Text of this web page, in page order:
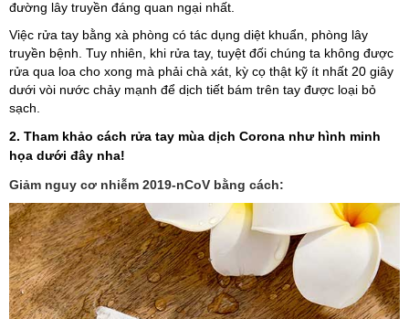
đường lây truyền đáng quan ngại nhất.
Việc rửa tay bằng xà phòng có tác dụng diệt khuẩn, phòng lây
truyền bệnh. Tuy nhiên, khi rửa tay, tuyệt đối chúng ta không được
rửa qua loa cho xong mà phải chà xát, kỳ cọ thật kỹ ít nhất 20 giây
dưới vòi nước chảy mạnh để dịch tiết bám trên tay được loại bỏ
sạch.
2. Tham khảo cách rửa tay mùa dịch Corona như hình minh
họa dưới đây nha!
Giảm nguy cơ nhiễm 2019-nCoV bằng cách: